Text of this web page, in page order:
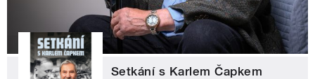
Setkání s Karlem Čapkem